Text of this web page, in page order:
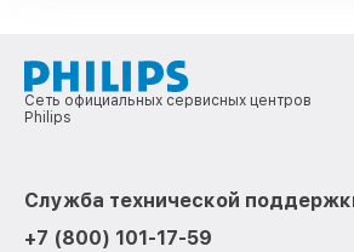
Сеть официальных сервисных центров
Philips
Служба технической
+7 (800) 101-17-59